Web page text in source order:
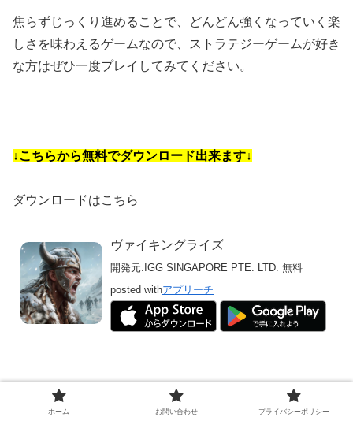
焦らずじっくり進めることで、どんどん強くなっていく楽
しさを味わえるゲームなので、ストラテジーゲームが好き
な方はぜひ一度プレイしてみてください。
↓こちらから無料でダウンロード出来ます↓
ダウンロードはこちら
ヴァイキングライズ
開発元: IGG SINGAPORE PTE. LTD. 無料
posted withアプリーチ
ゲームアプリ
ホーム お問い合わせ プライバシーポリシー